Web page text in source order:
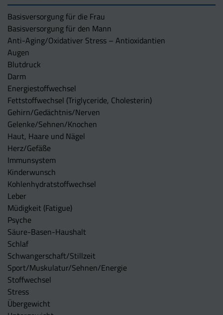
Basisversorgung für die Frau
Basisversorgung für den Mann
Anti-Aging/Oxidativer Stress – Antioxidantien
Augen
Blutdruck
Darm
Energiestoffwechsel
Fettstoffwechsel (Triglyceride, Cholesterin)
Gehirn/Gedächtnis/Nerven
Gelenke/Sehnen/Knochen
Haut, Haare und Nägel
Herz/Gefäße
Immunsystem
Kinderwunsch
Kohlenhydratstoffwechsel
Leber
Müdigkeit (Fatigue)
Psyche
Säure-Basen-Haushalt
Schlaf
Schwangerschaft/Stillzeit
Sport/Muskulatur/Sehnen/Energie
Stoffwechsel
Stress
Übergewicht